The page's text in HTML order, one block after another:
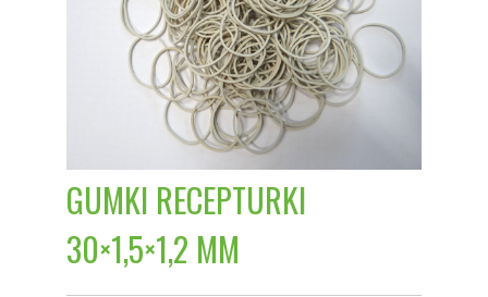
GUMKI RECEPTURKI
30×1,5×1,2 MM